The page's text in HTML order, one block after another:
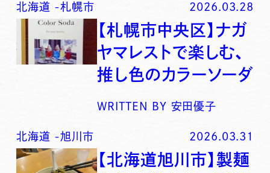
北海道 -札幌市 2026.03.28
【札幌市中央区】ナガ
ヤマレストで楽しむ、
推し色のカラーソーダ
WRITTEN BY 安田優子
北海道 -旭川市 2026.03.31
【北海道旭川市】製麺